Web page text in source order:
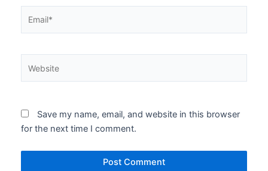
Save my name, email, and website in this browser
for the next time I comment.